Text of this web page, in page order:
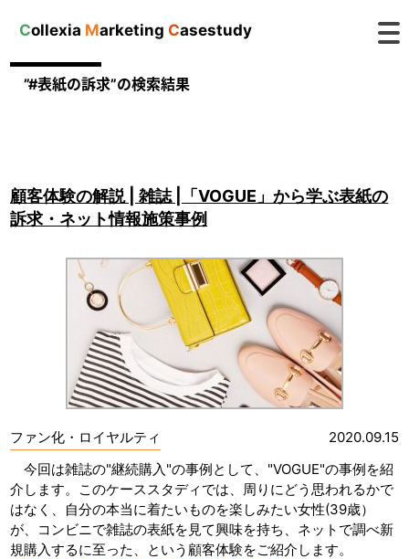
Collexia Marketing Casestudy
”#表紙の訴求”の検索結果
顧客体験の解説 | 雑誌 |「VOGUE」から学ぶ表紙の
訴求・ネット情報施策事例
ファン化・ロイヤルティ
2020.09.15
今回は雑誌の"継続購入"の事例として、"VOGUE"の事例を紹
介します。このケーススタディでは、周りにどう思われるかで
はなく、自分の本当に着たいものを楽しみたい女性(39歳）
が、コンビニで雑誌の表紙を見て興味を持ち、ネットで調べ新
規購入するに至った、という顧客体験をご紹介します。